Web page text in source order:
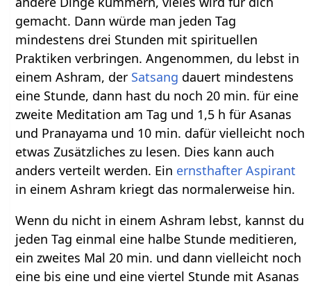
gemacht. Dann würde man jeden Tag
mindestens drei Stunden mit spirituellen
Praktiken verbringen. Angenommen, du lebst in
einem Ashram, der Satsang dauert mindestens
eine Stunde, dann hast du noch 20 min. für eine
zweite Meditation am Tag und 1,5 h für Asanas
und Pranayama und 10 min. dafür vielleicht noch
etwas Zusätzliches zu lesen. Dies kann auch
anders verteilt werden. Ein ernsthafter Aspirant
in einem Ashram kriegt das normalerweise hin.
Wenn du nicht in einem Ashram lebst, kannst du
jeden Tag einmal eine halbe Stunde meditieren,
ein zweites Mal 20 min. und dann vielleicht noch
eine bis eine und eine viertel Stunde mit Asanas